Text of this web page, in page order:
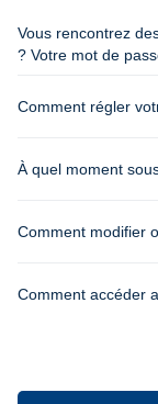
Vous rencontrez
? Votre mot de
Comment régler
À quel moment
Comment modifier
Comment accéder